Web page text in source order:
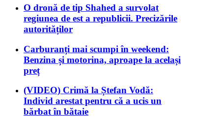
O dronă de tip Shahed a survolat
regiunea de est a republicii. Precizările
autorităților
Carburanți mai scumpi în weekend:
Benzina și motorina, aproape la același
preț
(VIDEO) Crimă la Ștefan Vodă:
Individ arestat pentru că a ucis un
bărbat în bătaie